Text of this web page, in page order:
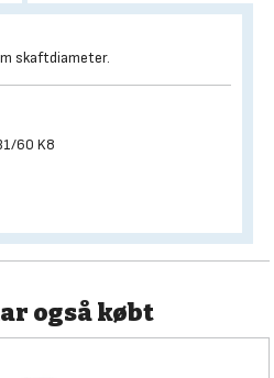
skaftdiameter.
60 K8
også købt